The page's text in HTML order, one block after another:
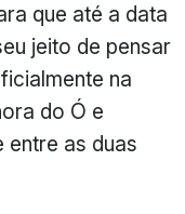
que até a data
jeito de pensar
na
do Ó e
entre as duas